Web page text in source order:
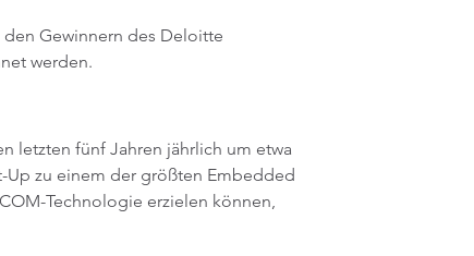
den Gewinnern des Deloitte
werden.
letzten fünf Jahren jährlich um etwa
Up zu einem der größten Embedded
Technologie erzielen können,